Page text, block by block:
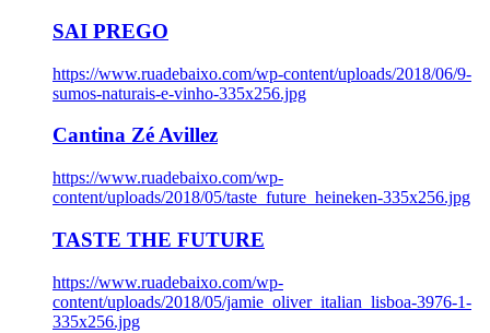
SAI PREGO
https://www.ruadebaixo.com/wp-content/uploads/2018/06/9-
sumos-naturais-e-vinho-335x256.jpg
Cantina Zé Avillez
https://www.ruadebaixo.com/wp-
content/uploads/2018/05/taste_future_heineken-335x256.jpg
TASTE THE FUTURE
https://www.ruadebaixo.com/wp-
content/uploads/2018/05/jamie_oliver_italian_lisboa-3976-1-
335x256.jpg